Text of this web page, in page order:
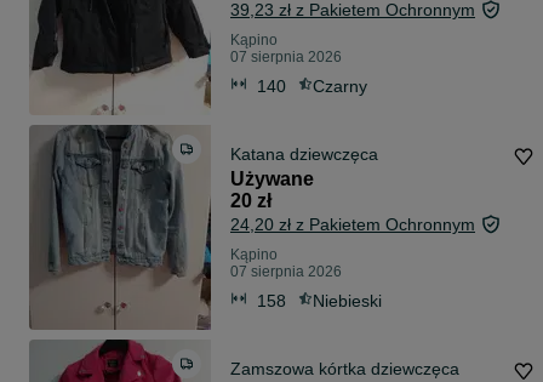
39,23 zł z Pakietem Ochronnym
Kąpino
07 sierpnia 2026
140 Czarny
Katana dziewczęca
Używane
20 zł
24,20 zł z Pakietem Ochronnym
Kąpino
07 sierpnia 2026
158 Niebieski
Zamszowa kórtka dziewczęca